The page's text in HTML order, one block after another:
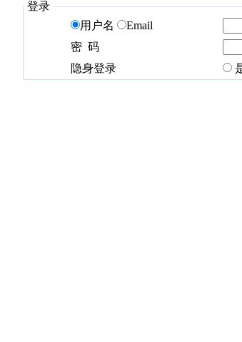
登录
用户名
Email
密 码
隐身登录